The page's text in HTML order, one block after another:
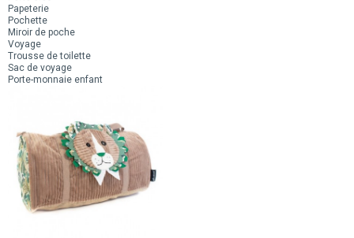
Papeterie
Pochette
Miroir de poche
Voyage
Trousse de toilette
Sac de voyage
Porte-monnaie enfant